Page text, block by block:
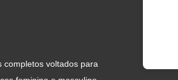
completos voltados para